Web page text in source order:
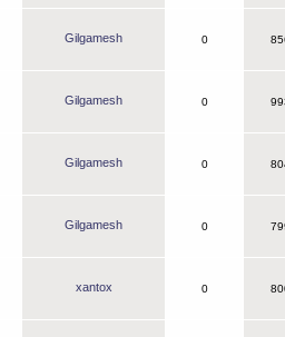
Gilgamesh 0
Gilgamesh 0
Gilgamesh 0
Gilgamesh 0
xantox 0